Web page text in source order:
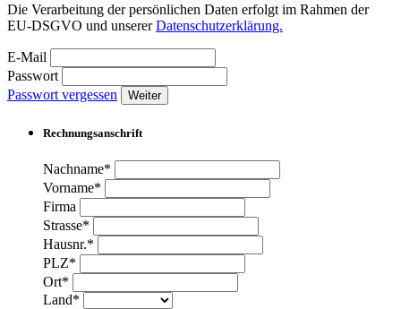
Die Verarbeitung der persönlichen Daten erfolgt im Rahmen der
EU-DSGVO und unsererDatenschutzerklärung.
E-Mail
Passwort
Passwort vergessen
Weiter
Rechnungsanschrift
Nachname*
Vorname*
Firma
Strasse*
Hausnr.*
PLZ*
Ort*
Land*